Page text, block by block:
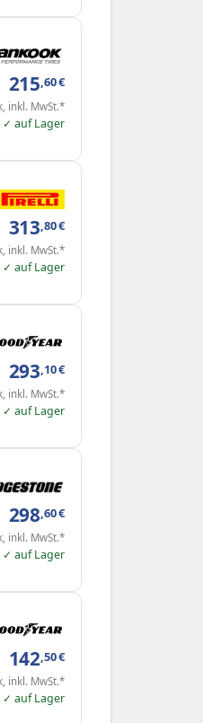
215,60€
inkl. MwSt.*
✓ auf Lager
313,80€
inkl. MwSt.*
✓ auf Lager
293,10€
inkl. MwSt.*
✓ auf Lager
298,60€
inkl. MwSt.*
✓ auf Lager
142,50€
inkl. MwSt.*
✓ auf Lager